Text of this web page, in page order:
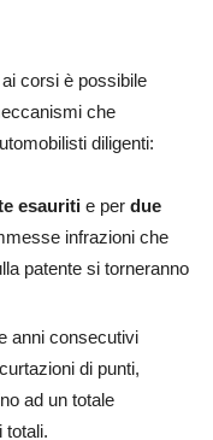
corsi è possibile
che
diligenti:
esauriti e per due
infrazioni che
patente si torneranno
anni consecutivi
di punti,
ad un totale
totali.